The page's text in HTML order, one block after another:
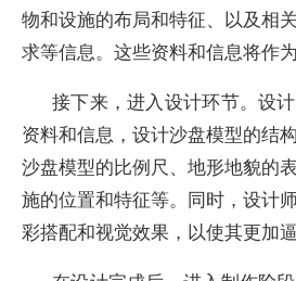
物和设施的布局和特征、以及相
求等信息。这些资料和信息将作
接下来，进入设计环节。设
资料和信息，设计沙盘模型的结
沙盘模型的比例尺、地形地貌的
施的位置和特征等。同时，设计
彩搭配和视觉效果，以使其更加